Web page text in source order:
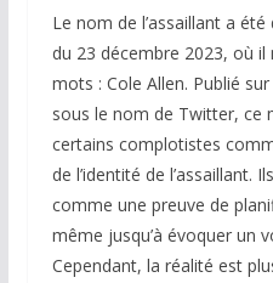
Le nom de l’assaillant a
du 23 décembre 2023, où il
mots : Cole Allen. Publié
sous le nom de Twitter, ce
certains complotistes
de l’identité de l’assaillant.
comme une preuve de
même jusqu’à évoquer un
Cependant, la réalité est